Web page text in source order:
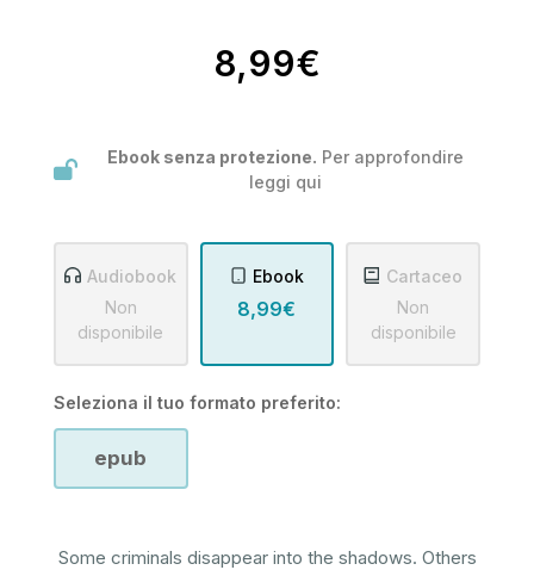
8,99€
Ebook senza protezione. Per approfondire
leggi qui
Audiobook
Non
disponibile
Ebook
8,99€
Cartaceo
Non
disponibile
Seleziona il tuo formato preferito:
epub
Some criminals disappear into the shadows. Others